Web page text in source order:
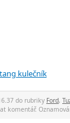
kulečník
do rubriky Ford,
komentář.